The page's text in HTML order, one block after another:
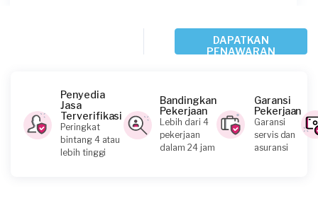
Request Fulfilled
Ikhsan requested Waterproofing
DAPATKAN
PENAWARAN
Penyedia
Jasa
Terverifikasi
Peringkat
bintang 4 atau
lebih tinggi
Bandingkan
Pekerjaan
Lebih dari 4
pekerjaan
dalam 24 jam
Garansi
Pekerjaan
Garansi
servis dan
asuransi